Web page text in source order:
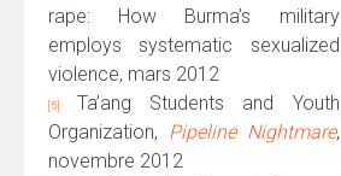
rape: How Burma’s military
employs systematic sexualized
violence, mars 2012
[5]
Ta’ang Students and Youth
Organization, Pipeline Nightmare,
novembre 2012